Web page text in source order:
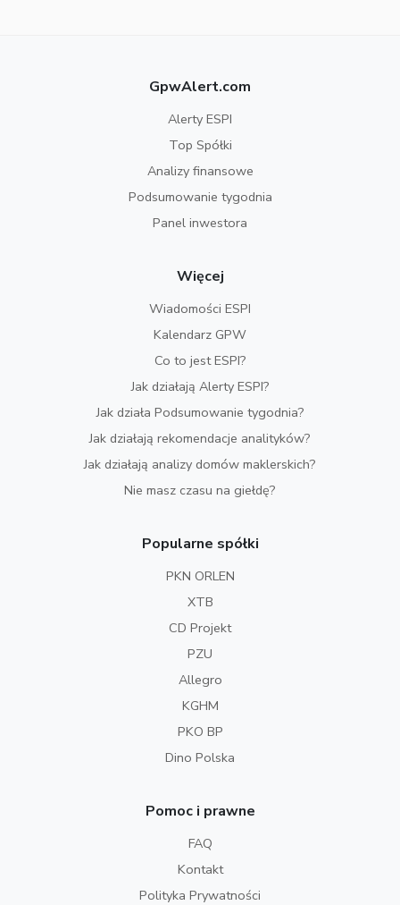
GpwAlert.com
Alerty ESPI
Top Spółki
Analizy finansowe
Podsumowanie tygodnia
Panel inwestora
Więcej
Wiadomości ESPI
Kalendarz GPW
Co to jest ESPI?
Jak działają Alerty ESPI?
Jak działa Podsumowanie tygodnia?
Jak działają rekomendacje analityków?
Jak działają analizy domów maklerskich?
Nie masz czasu na giełdę?
Popularne spółki
PKN ORLEN
XTB
CD Projekt
PZU
Allegro
KGHM
PKO BP
Dino Polska
Pomoc i prawne
FAQ
Kontakt
Polityka Prywatności